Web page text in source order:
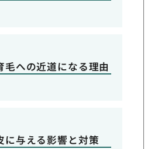
毛への近道になる理由
に与える影響と対策